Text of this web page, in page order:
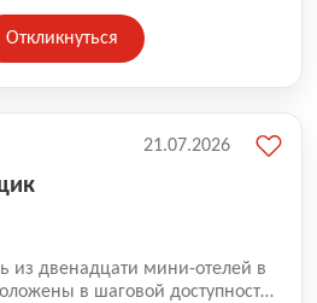
Откликнуться
из двенадцати мини-отелей в
в шаговой доступности
21.07.2026